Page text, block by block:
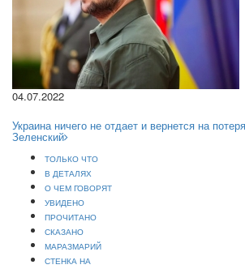
04.07.2022
Украина ничего не отдает и вернется на
Зеленский
ТОЛЬКО ЧТО
В ДЕТАЛЯХ
О ЧЕМ ГОВОРЯТ
УВИДЕНО
ПРОЧИТАНО
СКАЗАНО
МАРАЗМАРИЙ
СТЕНКА НА